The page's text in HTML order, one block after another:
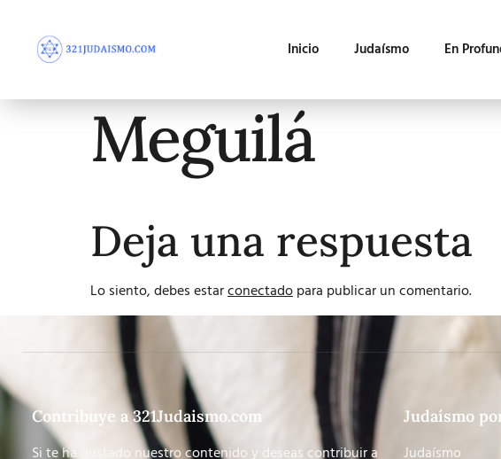
Inicio Judaísmo En
Meguilá
Deja una respuesta
Lo siento, debes estarconectadopara publicar un comentario.
Contribuye a 321Judaismo.com
Si te ha gustado nuestro contenido y deseas contribuir a
Judaísmo
Judaísmo